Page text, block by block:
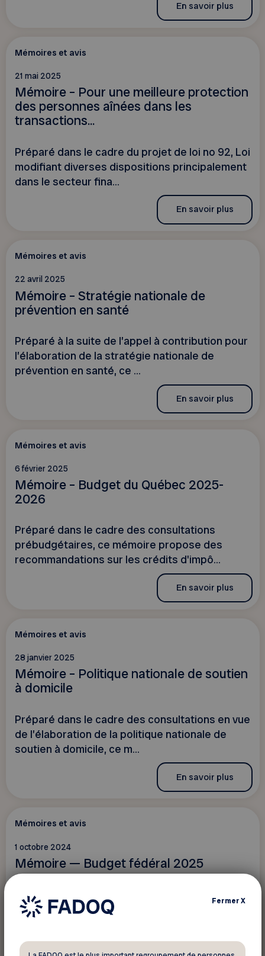
En savoir plus
Mémoires et avis
21 mai 2025
Mémoire – Pour une meilleure protection
des personnes aînées dans les
transactions...
Préparé dans le cadre du projet de loi no 92, Loi
modifiant diverses dispositions principalement
dans le secteur fina...
En savoir plus
Mémoires et avis
22 avril 2025
Mémoire – Stratégie nationale de
prévention en santé
Préparé à la suite de l’appel à contribution pour
l’élaboration de la stratégie nationale de
prévention en santé, ce ...
En savoir plus
Mémoires et avis
6 février 2025
Mémoire – Budget du Québec 2025-
2026
Préparé dans le cadre des consultations
prébudgétaires, ce mémoire propose des
recommandations sur les crédits d'impô...
En savoir plus
Mémoires et avis
28 janvier 2025
Mémoire – Politique nationale de soutien
à domicile
Préparé dans le cadre des consultations en vue
de l’élaboration de la politique nationale de
soutien à domicile, ce m...
En savoir plus
Mémoires et avis
1 octobre 2024
Mémoire — Budget fédéral 2025
Préparé dans le cadre des consultations
prébudgétaires du Comité permanent des
FermerX